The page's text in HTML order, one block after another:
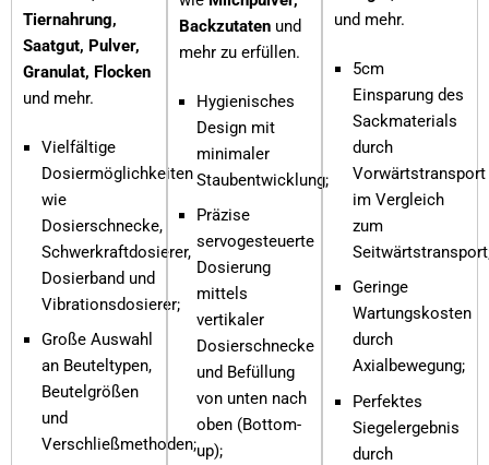
Tiernahrung,
Saatgut, Pulver,
Granulat, Flocken
und mehr.
Vielfältige
Dosiermöglichkeiten
wie
Dosierschnecke,
Schwerkraftdosierer,
Dosierband und
Vibrationsdosierer;
Große Auswahl
an Beuteltypen,
Beutelgrößen
und
Verschließmethoden;
Backzutatenund
mehr zu erfüllen.
Hygienisches
Design mit
minimaler
Staubentwicklung;
Präzise
servogesteuerte
Dosierung
mittels
vertikaler
Dosierschnecke
und Befüllung
von unten nach
oben (Bottom-
up);
und mehr.
5cm
Einsparung des
Sackmaterials
durch
Vorwärtstransport
im Vergleich
zum
Geringe
Wartungskosten
durch
Axialbewegung;
Perfektes
Siegelergebnis
durch